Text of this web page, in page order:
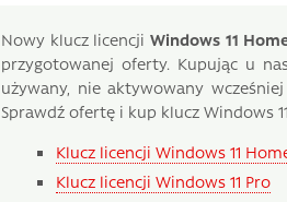
Nowy klucz licencji Windows 11
przygotowanej oferty. Kupując u
używany, nie aktywowany
Sprawdź ofertę i kup klucz Windows
Klucz licencji Windows 11
Klucz licencji Windows 11 Pro